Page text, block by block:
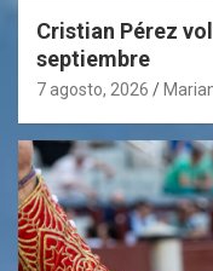
Cristian Pérez
septiembre
7 agosto, 2026